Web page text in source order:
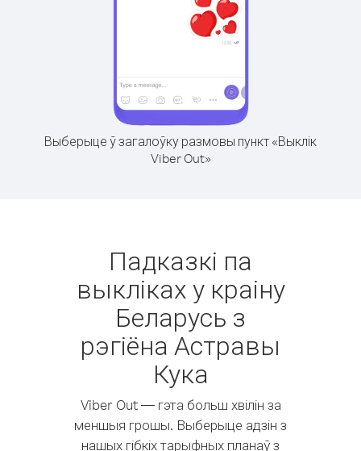
Выберыце ў загалоўку размовы пункт «Выклік
Viber Out»
Падказкі па
выкліках у краіну
Беларусь з
рэгіёна Астравы
Кука
Viber Out — гэта больш хвілін за
меншыя грошы. Выберыце адзін з
нашых гібкіх тарыфных планаў з